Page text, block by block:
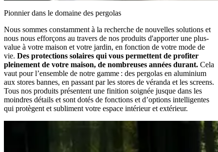
Pionnier dans le domaine des pergolas
Nous sommes constamment à la recherche de nouvelles solutions et
nous nous efforçons au travers de nos produits d'apporter une plus-
value à votre maison et votre jardin, en fonction de votre mode de
vie. Des protections solaires qui vous permettent de profiter
pleinement de votre maison, de nombreuses années durant. Cela
vaut pour l’ensemble de notre gamme : des pergolas en aluminium
aux stores bannes, en passant par les stores de véranda et les screens.
Tous nos produits présentent une finition soignée jusque dans les
moindres détails et sont dotés de fonctions et d’options intelligentes
qui protègent et subliment votre espace intérieur et extérieur.